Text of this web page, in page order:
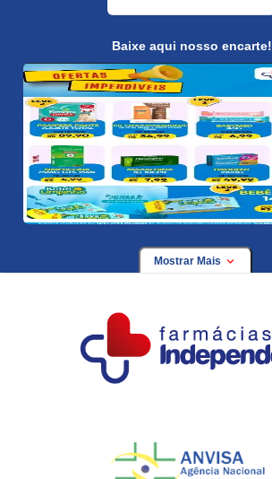
Baixe aqui nosso encarte!
Mostrar Mais